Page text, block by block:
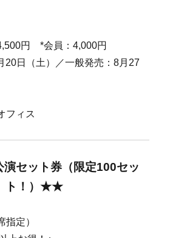
円 *会員：4,000円
20日（土）／一般発売：8月27
フィス
セット券（限定100セッ
ト！）★★
指定）